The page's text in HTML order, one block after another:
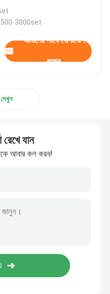
500-3000set
আমাদের সাথে যোগাযোগ
করুন
রেখে যান
আবার কল করব!